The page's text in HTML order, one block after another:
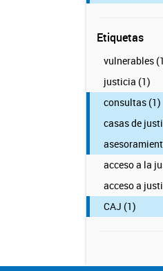
Etiquetas
vulnerables
justicia (1)
consultas (1)
casas de
acceso a la
acceso a
CAJ (1)